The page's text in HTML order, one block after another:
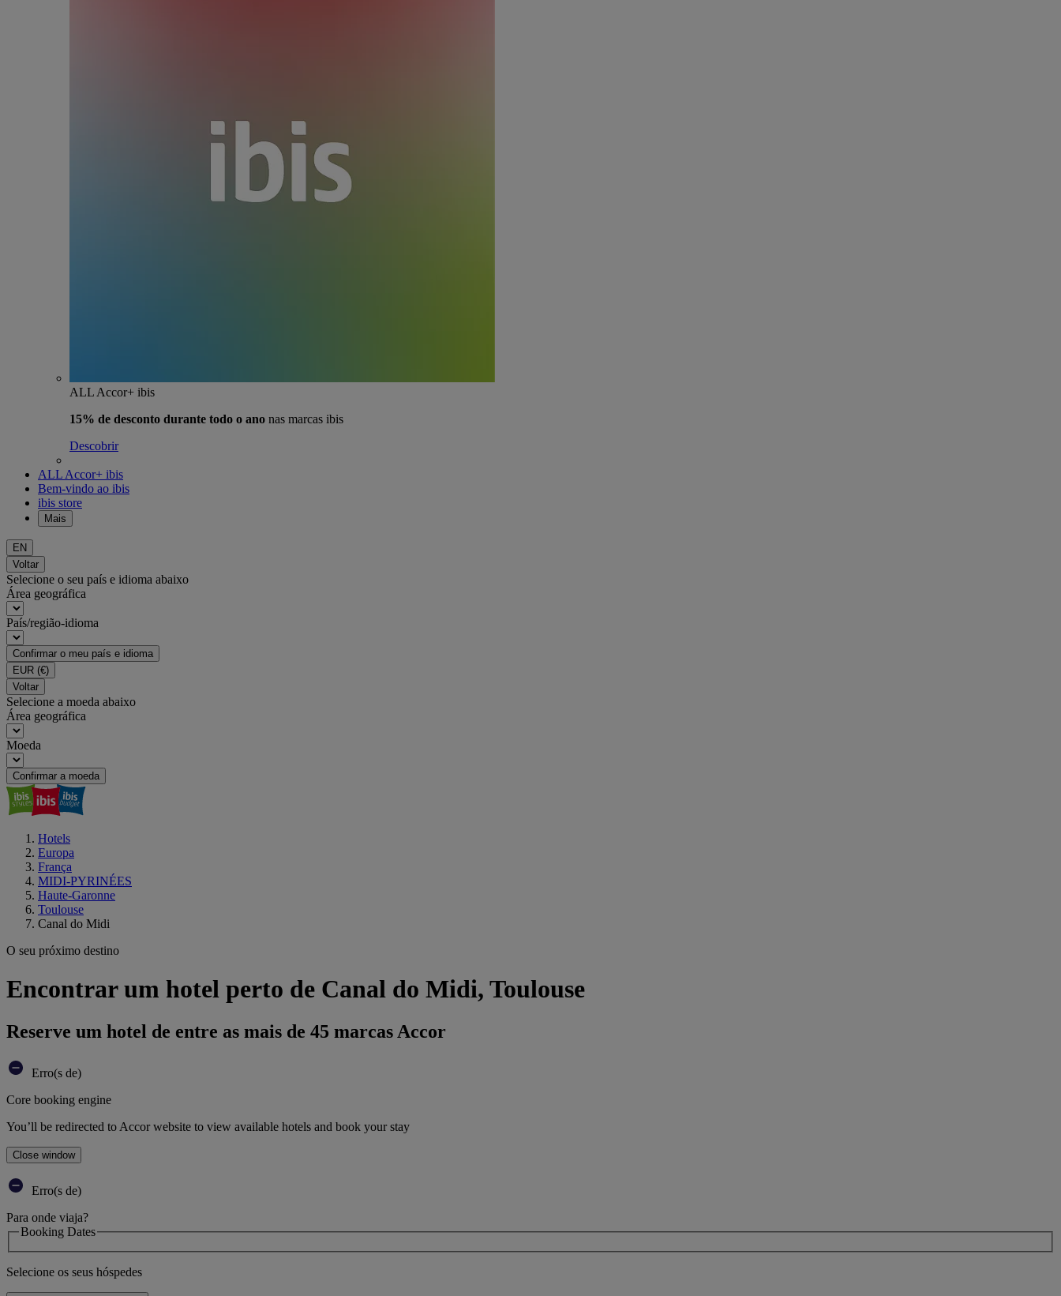
ALL Accor+ ibis
15% de desconto durante todo o ano nas marcas ibis
Descobrir
ALL Accor+ ibis
Bem-vindo ao ibis
ibis store
Mais
EN
Voltar
Selecione o seu país e idioma abaixo
Área geográfica
País/região-idioma
Confirmar o meu país e idioma
EUR (€)
Voltar
Selecione a moeda abaixo
Área geográfica
Moeda
Confirmar a moeda
Hotels
Europa
França
MIDI-PYRINÉES
Haute-Garonne
Toulouse
Canal do Midi
O seu próximo destino
Encontrar um hotel perto de Canal do Midi, Toulouse
Reserve um hotel de entre as mais de 45 marcas Accor
Erro(s de)
Core booking engine
You’ll be redirected to Accor website to view available hotels and book your stay
Close window
Erro(s de)
Para onde viaja?
Booking Dates
Selecione os seus hóspedes